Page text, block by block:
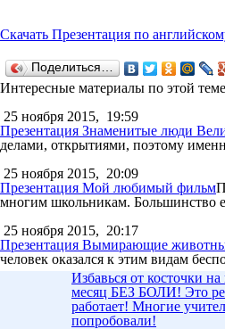
Скачать Презентация по
Поделиться…
Интересные материалы по этой
25 ноября 2015, 19:59
Презентация Знаменитые люди
делами, открытиями, поэтому
25 ноября 2015, 20:09
Презентация Мой любимый фильм
многим школьникам. Большинство
25 ноября 2015, 20:17
Презентация Вымирающие
человек оказался к этим видам
Избавься от косточки на
месяц БЕЗ БОЛИ! Это
работает! Многие
попробовали!